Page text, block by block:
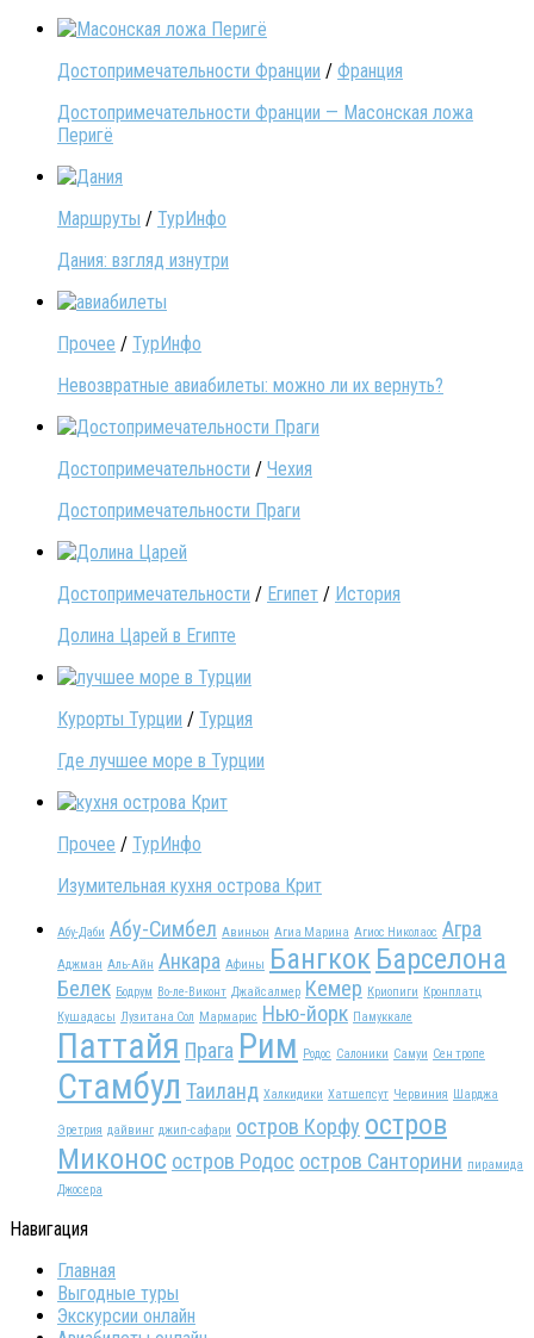
Достопримечательности Франции / Франция
Достопримечательности Франции — Масонская ложа
Перигё
Маршруты / ТурИнфо
Дания: взгляд изнутри
Прочее / ТурИнфо
Невозвратные авиабилеты: можно ли их вернуть?
Достопримечательности / Чехия
Достопримечательности Праги
Достопримечательности / Египет / История
Долина Царей в Египте
Курорты Турции / Турция
Где лучшее море в Турции
Прочее / ТурИнфо
Изумительная кухня острова Крит
Абу-Даби Абу-Симбел Авиньон Агиа Марина Агиос Николаос Агра
Аджман Аль-Айн Анкара Афины Бангкок Барселона
Белек Бодрум Во-ле-Виконт Джайсалмер Кемер Криопиги Кронплатц
Кушадасы Лузитана Сол Мармарис Нью-йорк Памуккале
Паттайя Прага Рим Родос Салоники Самуи Сен тропе
Стамбул Таиланд Халкидики Хатшепсут Червиния Шарджа
Эретрия дайвинг джип-сафари остров Корфу остров
Миконос остров Родос остров Санторини пирамида
Джосера
Навигация
Главная
Выгодные туры
Экскурсии онлайн